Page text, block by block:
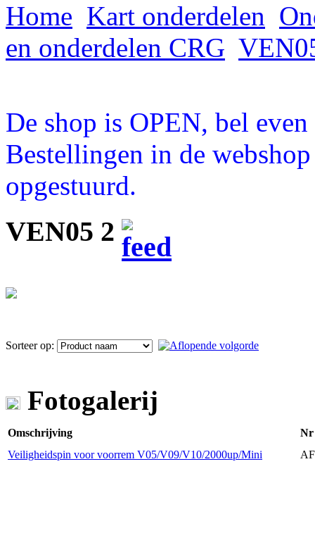
Home Kart onderdelen
en onderdelen CRG
De shop is OPEN, bel
Bestellingen in de
opgestuurd.
VEN05 2
Sorteer op:
Fotogalerij
Omschrijving
Nr
Veiligheidspin voor voorrem V05/V09/V10/2000up/Mini